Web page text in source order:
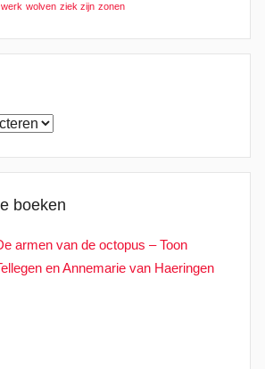
werk wolven ziek zijn zonen
boeken
armen van de octopus – Toon
en Annemarie van Haeringen